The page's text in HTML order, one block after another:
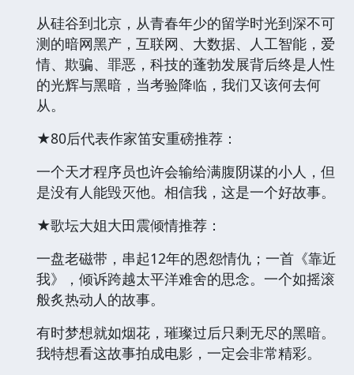
从硅谷到北京，从青春年少的留学时光到深不可
测的暗网黑产，互联网、大数据、人工智能，爱
情、欺骗、罪恶，科技的蓬勃发展背后终是人性
的光辉与黑暗，当考验降临，我们又该何去何
从。
★80后代表作家笛安重磅推荐：
一个天才程序员也许会输给满腹阴谋的小人，但
是没有人能毁灭他。相信我，这是一个好故事。
★歌坛大姐大田震倾情推荐：
一盘老磁带，串起12年的恩怨情仇；一首《靠近
我》，倾诉跨越太平洋难舍的思念。一个如摇滚
般炙热动人的故事。
有时梦想就如烟花，璀璨过后只剩无尽的黑暗。
我特想看这故事拍成电影，一定会非常精彩。